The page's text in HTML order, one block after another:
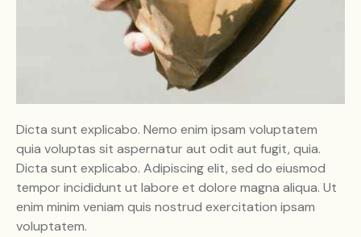
Dicta sunt explicabo. Nemo enim ipsam voluptatem
quia voluptas sit aspernatur aut odit aut fugit, quia.
Dicta sunt explicabo. Adipiscing elit, sed do eiusmod
tempor incididunt ut labore et dolore magna aliqua. Ut
enim minim veniam quis nostrud exercitation ipsam
voluptatem.